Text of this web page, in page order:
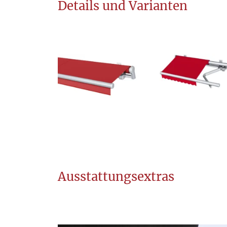
Details und Varianten
Ausstattungsextras